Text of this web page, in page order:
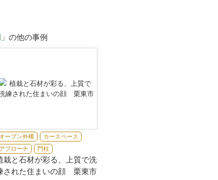
の他の事例
オープン外構
カースペース
アプローチ
門柱
栽と石材が彩る、上質で洗
された住まいの顔 栗東市